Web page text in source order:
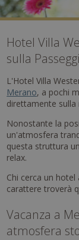
Hotel Villa
sulla
L'Hotel Villa
Merano, a pochi
direttamente sulla
Nonostante la
un'atmosfera
questa struttura
relax.
Chi cerca un
carattere troverà
Vacanza a
atmosfera